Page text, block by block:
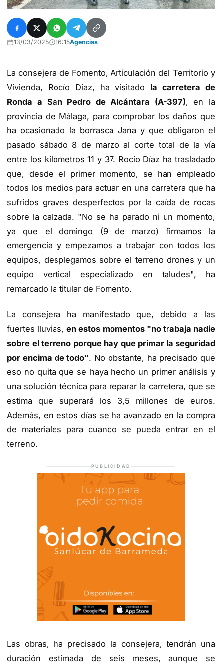
13/03/2025 16:15Agencias
La consejera de Fomento, Articulación del Territorio y
Vivienda, Rocío Díaz, ha visitado la carretera de
Ronda a San Pedro de Alcántara (A-397), en la
provincia de Málaga, para comprobar los daños que
ha ocasionado la borrasca Jana y que obligaron el
pasado sábado 8 de marzo al corte total de la vía
entre los kilómetros 11 y 37. Rocío Díaz ha trasladado
que, desde el primer momento, se han empleado
todos los medios para actuar en una carretera que ha
sufridos graves desperfectos por la caída de rocas
sobre la calzada. "No se ha parado ni un momento,
ya que el domingo (9 de marzo) firmamos la
emergencia y empezamos a trabajar con todos los
equipos, desplegamos sobre el terreno drones y un
equipo vertical especializado en taludes", ha
remarcado la titular de Fomento.
La consejera ha manifestado que, debido a las
fuertes lluvias,en estos momentos "no trabaja nadie
sobre el terreno porque hay que primar la seguridad
por encima de todo". No obstante, ha precisado que
eso no quita que se haya hecho un primer análisis y
una solución técnica para reparar la carretera, que se
estima que superará los 3,5 millones de euros.
Además, en estos días se ha avanzado en la compra
de materiales para cuando se pueda entrar en el
terreno.
PUBLICIDAD
Las obras, ha precisado la consejera, tendrán una
duración estimada de seis meses, aunque se